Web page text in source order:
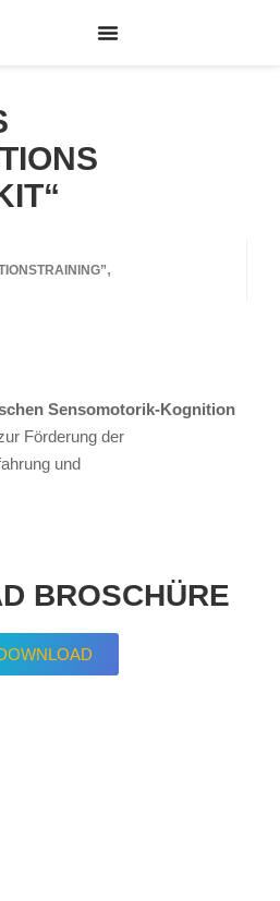
,
Sensomotorik-Kognition
Förderung der
und
BROSCHÜRE